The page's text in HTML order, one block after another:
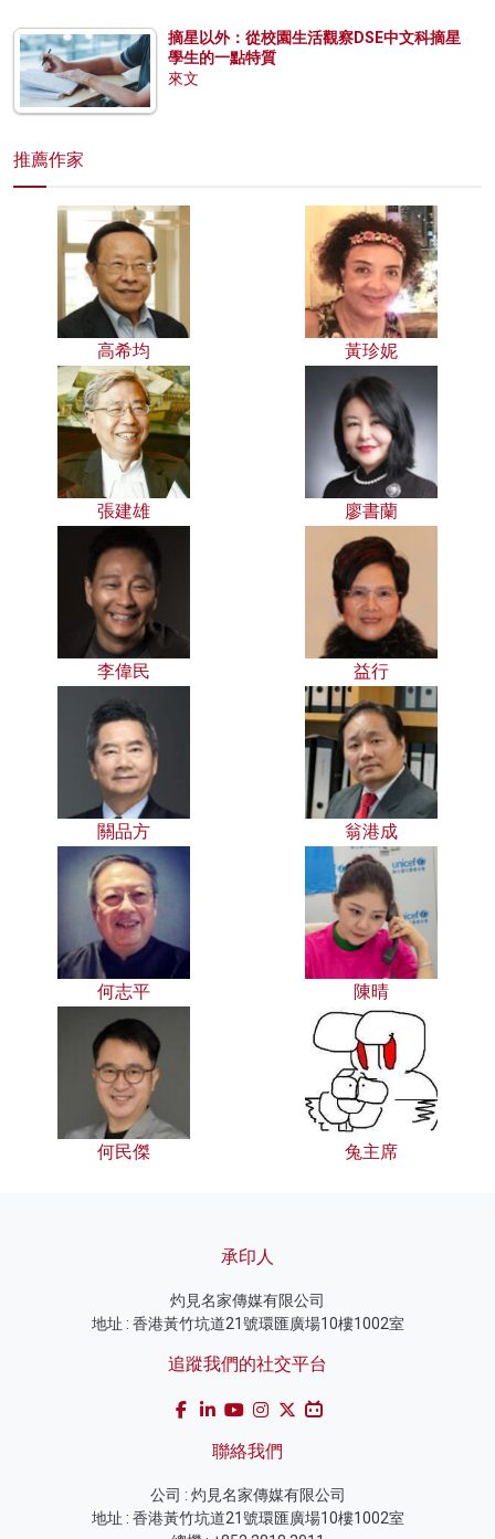
摘星以外：從校園生活觀察DSE中文科摘星
學生的一點特質
來文
推薦作家
高希均 黃珍妮
張建雄 廖書蘭
李偉民 益行
關品方 翁港成
何志平 陳晴
何民傑 兔主席
承印人
灼見名家傳媒有限公司
地址 : 香港黃竹坑道21號環匯廣場10樓1002室
追蹤我們的社交平台
聯絡我們
公司 : 灼見名家傳媒有限公司
地址 : 香港黃竹坑道21號環匯廣場10樓1002室